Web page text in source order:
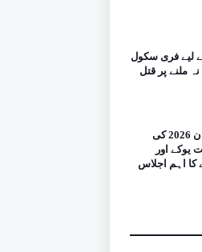
لیے فری سکول
ملنے پر قتل
انگلینڈ میں یومِ آزادی پاکستان 2026 کی
یوکے اور
کا اہم اجلاس